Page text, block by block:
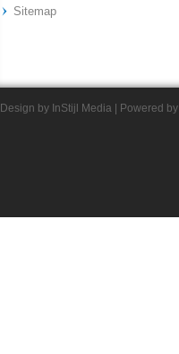
Sitemap
Design by InStijl Media | Powered by